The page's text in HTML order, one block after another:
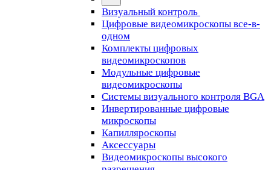
Визуальный контроль
Цифровые видеомикроскопы все-в-
одном
Комплекты цифровых
видеомикроскопов
Модульные цифровые
видеомикроскопы
Cистемы визуального контроля BGA
Инвертированные цифровые
микроскопы
Капилляроскопы
Аксессуары
Видеомикроскопы высокого